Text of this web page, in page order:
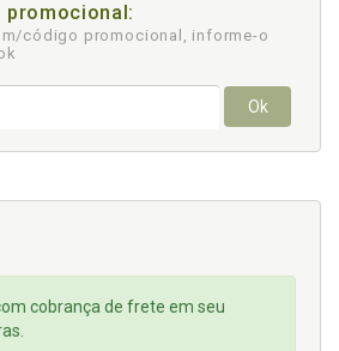
promocional:
código promocional, informe-o
Ok
cobrança de frete em seu